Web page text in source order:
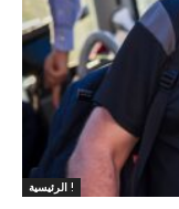
الرئيسية !